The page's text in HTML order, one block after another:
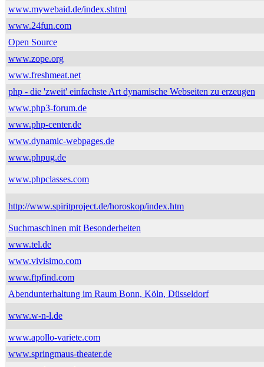
www.mywebaid.de/index.shtml
www.24fun.com
Open Source
www.zope.org
www.freshmeat.net
php - die 'zweit' einfachste Art dynamische Webseiten zu erzeugen
www.php3-forum.de
www.php-center.de
www.dynamic-webpages.de
www.phpug.de
www.phpclasses.com
http://www.spiritproject.de/horoskop/index.htm
Suchmaschinen mit Besonderheiten
www.tel.de
www.vivisimo.com
www.ftpfind.com
Abendunterhaltung im Raum Bonn, Köln, Düsseldorf
www.w-n-l.de
www.apollo-variete.com
www.springmaus-theater.de